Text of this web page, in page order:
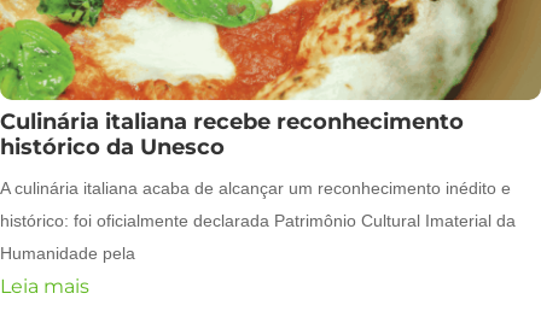
Culinária italiana recebe reconhecimento
histórico da Unesco
A culinária italiana acaba de alcançar um reconhecimento inédito e
histórico: foi oficialmente declarada Patrimônio Cultural Imaterial da
Humanidade pela
Leia mais